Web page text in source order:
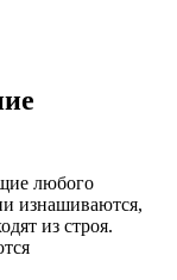
любого
изнашиваются,
из строя.